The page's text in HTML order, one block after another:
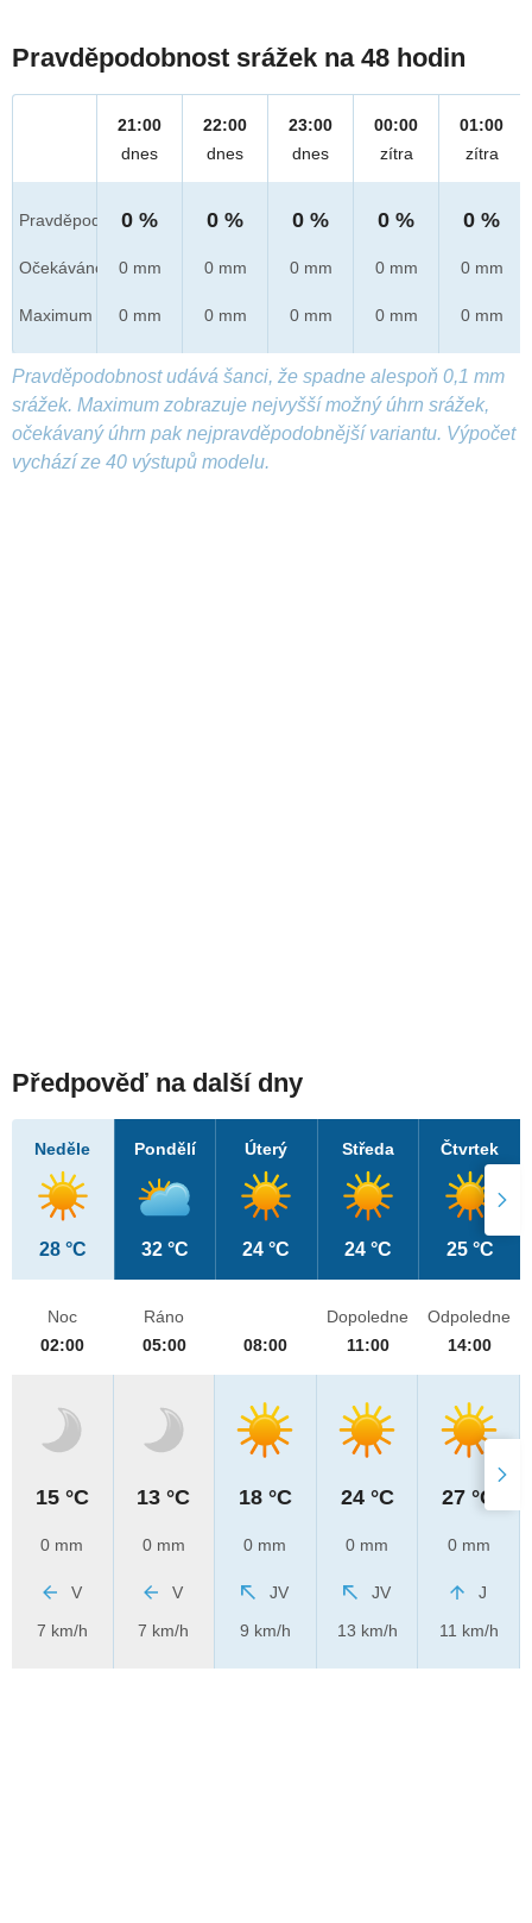
Pravděpodobnost srážek na 48 hodin
Pravděpod.
Očekáváno
Maximum
21:00
dnes
0 %
0 mm
0 mm
22:00
dnes
0 %
0 mm
0 mm
23:00
dnes
0 %
0 mm
0 mm
00:00
zítra
0 %
0 mm
0 mm
01:00
zítra
0 %
0 mm
0 mm
Pravděpodobnost udává šanci, že spadne alespoň 0,1 mm
srážek. Maximum zobrazuje nejvyšší možný úhrn srážek,
očekávaný úhrn pak nejpravděpodobnější variantu. Výpočet
vychází ze 40 výstupů modelu.
Předpověď na další dny
Neděle
28 °C
Pondělí
32 °C
Úterý
24 °C
Středa
24 °C
Čtvrtek
25 °C
Noc
02:00
15 °C
0 mm
V
7 km/h
Ráno
05:00
13 °C
0 mm
V
7 km/h
08:00
18 °C
0 mm
JV
9 km/h
Dopoledne
11:00
24 °C
0 mm
JV
13 km/h
Odpoledne
14:00
27 °C
0 mm
J
11 km/h